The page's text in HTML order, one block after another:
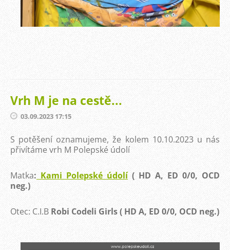
Vrh M je na cestě...
03.09.2023 17:15
S potěšení oznamujeme, že kolem 10.10.2023 u nás
přivítáme vrh M Polepské údolí
Matka: Kami Polepské údolí( HD A, ED 0/0, OCD
neg.)
Otec: C.I.B Robi Codeli Girls ( HD A, ED 0/0, OCD neg.)